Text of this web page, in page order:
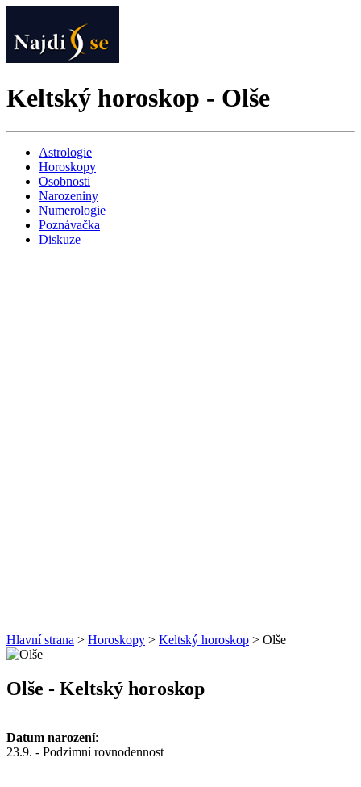
Keltský horoskop - Olše
Astrologie
Horoskopy
Osobnosti
Narozeniny
Numerologie
Poznávačka
Diskuze
Hlavní strana > Horoskopy > Keltský horoskop > Olše
Olše - Keltský horoskop
Datum narození:
23.9. - Podzimní rovnodennost